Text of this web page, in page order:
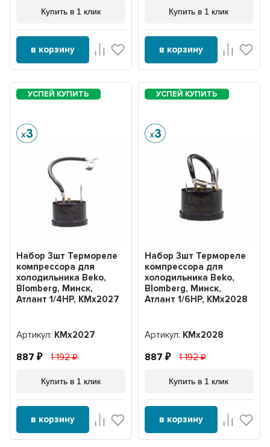
Купить в 1 клик
в корзину
Купить в 1 клик
в корзину
Набор 3шт Термореле
компрессора для
холодильника Beko,
Blomberg, Минск,
Атлант 1/4HP, KMx2027
Артикул: KMx2027
887 1 192
Купить в 1 клик
в корзину
Набор 3шт Термореле
компрессора для
холодильника Beko,
Blomberg, Минск,
Атлант 1/6HP, KMx2028
Артикул: KMx2028
887 1 192
Купить в 1 клик
в корзину